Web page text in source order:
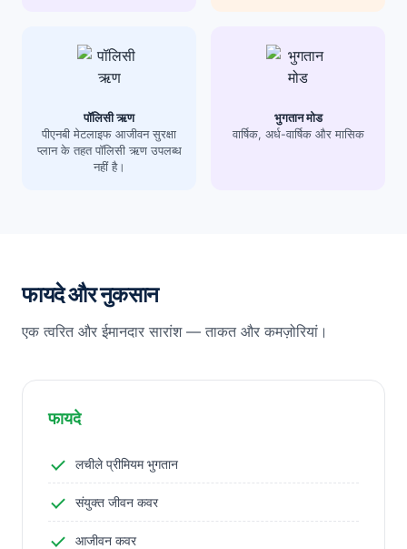
पहले जीवन से पहले दूसरे जीवन के लिए मृत्यु या गंभीर बीमारी के
दूसरे जीवन की मृत्यु पर बीमा राशि एकमुश्त के
बीमा राशि का भुगतान किया जाता है और इस राशि
के भुगतान के साथ पॉलिसी समाप्त हो जाती है।
दोनों जीवन की एक साथ मृत्यु या गंभीर बीमारी के निदान की पहली
मृत्यु पर बीमा राशि का भुगतान एकमुश्त के रूप में
किया जाएगा और पॉलिसी समाप्त कर दी जाएगी।
पॉलिसी ऋण
पीएनबी मेटलाइफ आजीवन सुरक्षा
प्लान के तहत पॉलिसी ऋण उपलब्ध
नहीं है।
भुगतान मोड
वार्षिक, अर्ध-वार्षिक और मासिक
फायदे और नुकसान
एक त्वरित और ईमानदार सारांश — ताकत और कमज़ोरियां।
फायदे
लचीले प्रीमियम भुगतान
संयुक्त जीवन कवर
आजीवन कवर